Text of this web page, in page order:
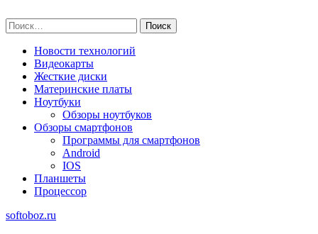
to
content
Найти:
Новости технологий
Видеокарты
Жесткие диски
Материнские платы
Ноутбуки
Обзоры ноутбуков
Обзоры смартфонов
Программы для смартфонов
Android
IOS
Планшеты
Процессор
softoboz.ru